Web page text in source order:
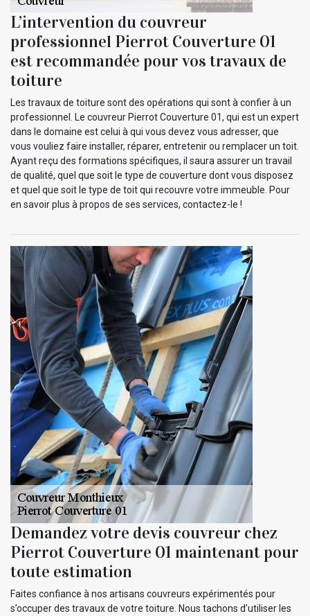
L’intervention du couvreur
professionnel Pierrot Couverture 01
est recommandée pour vos travaux de
toiture
Les travaux de toiture sont des opérations qui sont à confier à un
professionnel. Le couvreur Pierrot Couverture 01, qui est un expert
dans le domaine est celui à qui vous devez vous adresser, que
vous vouliez faire installer, réparer, entretenir ou remplacer un toit.
Ayant reçu des formations spécifiques, il saura assurer un travail
de qualité, quel que soit le type de couverture dont vous disposez
et quel que soit le type de toit qui recouvre votre immeuble. Pour
en savoir plus à propos de ses services, contactez-le !
Demandez votre devis couvreur chez
Pierrot Couverture 01 maintenant pour
toute estimation
Faites confiance à nos artisans couvreurs expérimentés pour
s’occuper des travaux de votre toiture. Nous tachons d’utiliser les